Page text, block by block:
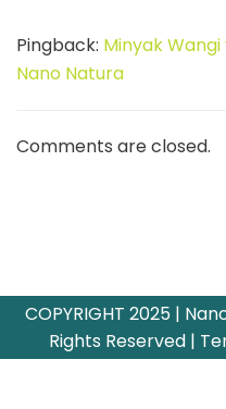
Pingback: Minyak
Nano Natura
Comments are closed.
COPYRIGHT 2025 |
Rights Reserved |